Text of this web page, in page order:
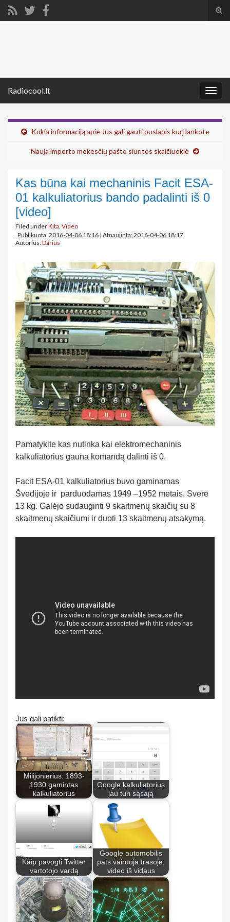
Radiocool.lt
Kokia informaciją apie Jus gali gauti puslapis kurį lankote
Nauja importo mokesčių pašto siuntos skaičiuoklė
Kas būna kai mechaninis Facit ESA-
01 kalkuliatorius bando padalinti iš 0
[video]
Filed underKita, Video
Publikuota: 2016-04-06 18:16 | Atnaujinta: 2016-04-06 18:17
Autorius:Darius
Pamatykite kas nutinka kai elektromechaninis
kalkuliatorius gauna komandą dalinti iš 0.
Facit ESA-01 kalkuliatorius buvo gaminamas
Švedijoje ir parduodamas 1949 –1952 metais. Svėrė
13 kg. Galėjo sudauginti 9 skaitmenų skaičių su 8
skaitmenų skaičiumi ir duoti 13 skaitmenų atsakymą.
Jus gali patikti:
Milijonierius: 1893-
1930 gamintas
kalkuliatorius
Google kalkuliatorius
jau turi sąsają
Kaip pavogti Twitter
vartotojo vardą
Google automobilis
pats vairuoja trasoje,
video iš vidaus